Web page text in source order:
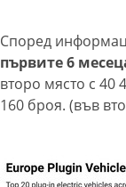
Според
първите 6
второ място с 40
160 броя. (във